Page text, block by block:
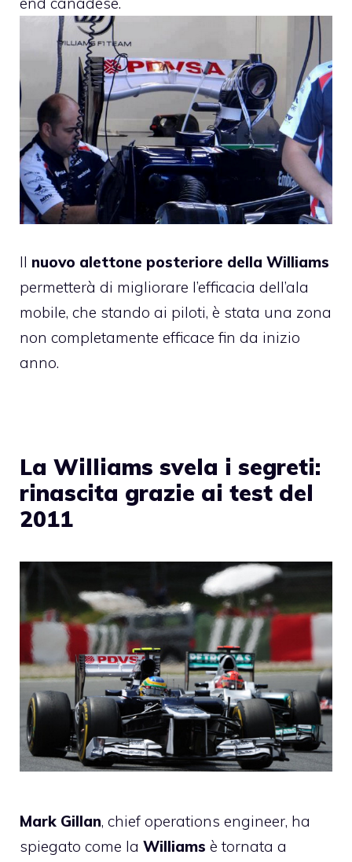
Il nuovo alettone posteriore della Williams
permetterà di migliorare l’efficacia dell’ala
mobile, che stando ai piloti, è stata una zona
non completamente efficace fin da inizio
anno.
La Williams svela i segreti:
rinascita grazie ai test del
2011
Mark Gillan, chief operations engineer, ha
spiegato come la Williams è tornata a